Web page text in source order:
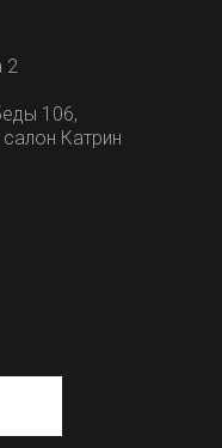
2
106,
Катрин